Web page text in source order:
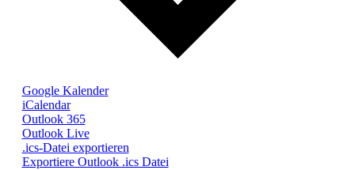
Google Kalender
iCalendar
Outlook 365
Outlook Live
.ics-Datei exportieren
Exportiere Outlook .ics Datei